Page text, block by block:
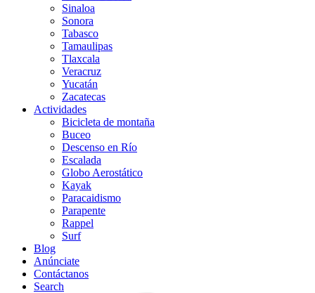
Sinaloa
Sonora
Tabasco
Tamaulipas
Tlaxcala
Veracruz
Yucatán
Zacatecas
Actividades
Bicicleta de montaña
Buceo
Descenso en Río
Escalada
Globo Aerostático
Kayak
Paracaidismo
Parapente
Rappel
Surf
Blog
Anúnciate
Contáctanos
Search